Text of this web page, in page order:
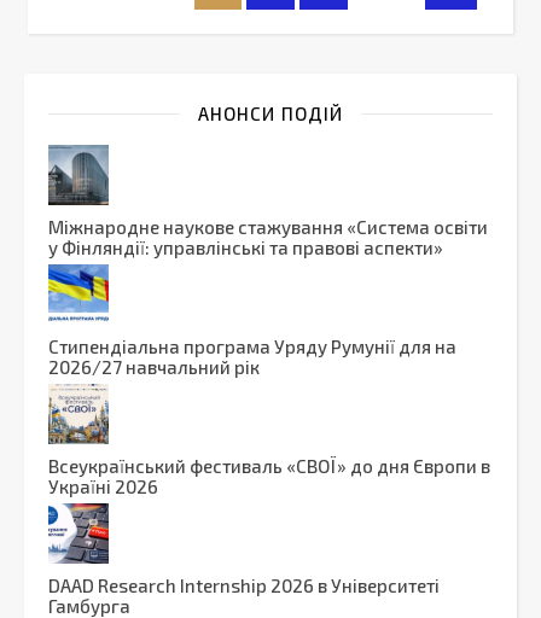
АНОНСИ ПОДІЙ
Міжнародне наукове стажування «Система освіти
у Фінляндії: управлінські та правові аспекти»
Стипендіальна програма Уряду Румунії для на
2026/27 навчальний рік
Вcеукраїнський фестиваль «СВОЇ» до дня Європи в
Україні 2026
DAAD Research Internship 2026 в Університеті
Гамбурга